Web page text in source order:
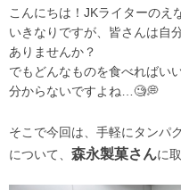
こんにちは！JKライターのえ
いきなりですが、皆さんは自
ありませんか？
でもどんなものを食べればい
分からないですよね…🧐💭
そこで今回は、 手軽にタンパ
について、 森永製菓さんに